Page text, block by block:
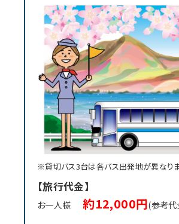
※貸切バス3台は各バス出発地が異なりま
【旅行代金】
お一人様 約12,000円(参考代